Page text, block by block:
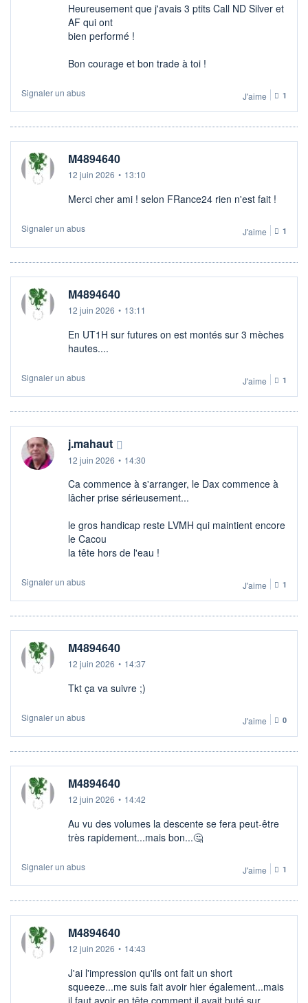
Heureusement que j'avais 3 ptits Call ND Silver et
AF qui ont
bien performé !
Bon courage et bon trade à toi !
Signaler un abus J'aime 1
M4894640
12 juin 2026 • 13:10
Merci cher ami ! selon FRance24 rien n'est fait !
Signaler un abus J'aime 1
M4894640
12 juin 2026 • 13:11
En UT1H sur futures on est montés sur 3 mèches
hautes....
Signaler un abus J'aime 1
j.mahaut
12 juin 2026 • 14:30
Ca commence à s'arranger, le Dax commence à
lâcher prise sérieusement...
le gros handicap reste LVMH qui maintient encore
le Cacou
la tête hors de l'eau !
Signaler un abus J'aime 1
M4894640
12 juin 2026 • 14:37
Tkt ça va suivre ;)
Signaler un abus J'aime 0
M4894640
12 juin 2026 • 14:42
Au vu des volumes la descente se fera peut-être
très rapidement...mais bon...🤔
Signaler un abus J'aime 1
M4894640
12 juin 2026 • 14:43
J'ai l'impression qu'ils ont fait un short
squeeze...me suis fait avoir hier également...mais
il faut avoir en tête comment il avait buté sur